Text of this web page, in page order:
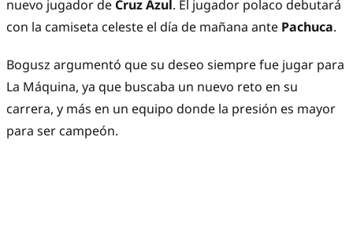
nuevo jugador de Cruz Azul. El jugador polaco debutará
con la camiseta celeste el día de mañana ante Pachuca.
Bogusz argumentó que su deseo siempre fue jugar para
La Máquina, ya que buscaba un nuevo reto en su
carrera, y más en un equipo donde la presión es mayor
para ser campeón.